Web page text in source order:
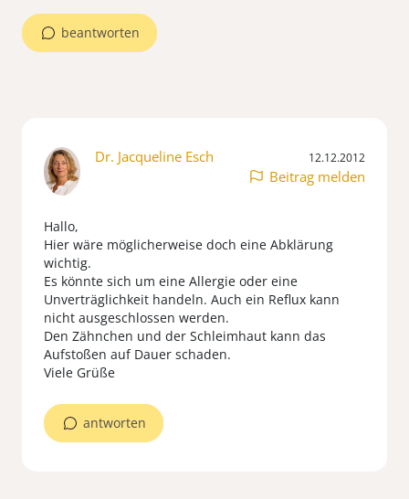
beantworten
Dr. Jacqueline Esch 12.12.2012
Beitrag melden
Hallo,
Hier wäre möglicherweise doch eine Abklärung
wichtig.
Es könnte sich um eine Allergie oder eine
Unverträglichkeit handeln. Auch ein Reflux kann
nicht ausgeschlossen werden.
Den Zähnchen und der Schleimhaut kann das
Aufstoßen auf Dauer schaden.
Viele Grüße
antworten